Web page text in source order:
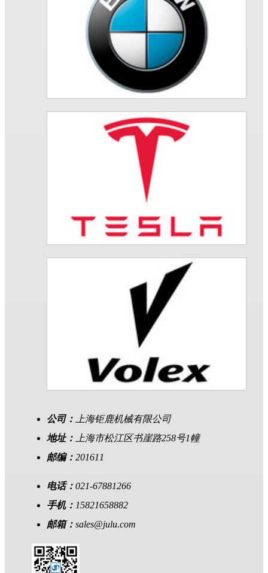
公司：
上海钜鹿机械有限公司
地址：
上海市松江区书崖路258号1幢
邮编： 201611
电话： 021-67881266
手机： 15821658882
邮箱： sales@julu.com